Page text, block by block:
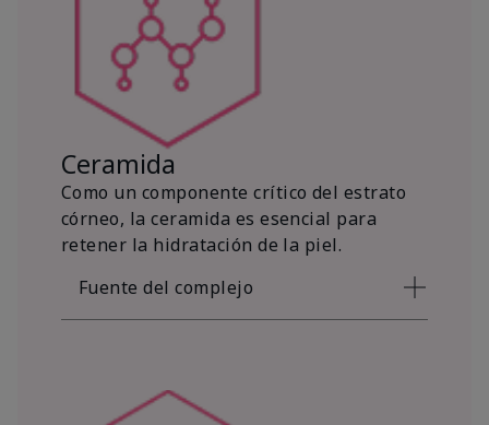
Ceramida
Como un componente crítico del estrato
córneo, la ceramida es esencial para
retener la hidratación de la piel.
Fuente del complejo